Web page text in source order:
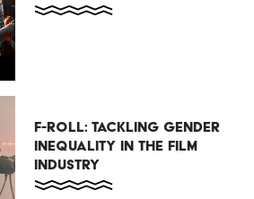
F-ROLL: TACKLING GENDER
INEQUALITY IN THE FILM
INDUSTRY